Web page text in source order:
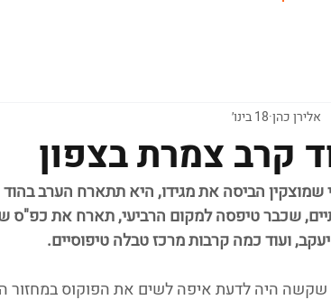
קרב צמרת בצפון
אלירן כהן 18 בינו׳
שמוצקין הביסה את מגידו, היא תתארח הערב
שכבר טיפסה למקום הרביעי, תארח את כפ"ס
ועוד כמה קרבות מרכז טבלה טיפוסיים.